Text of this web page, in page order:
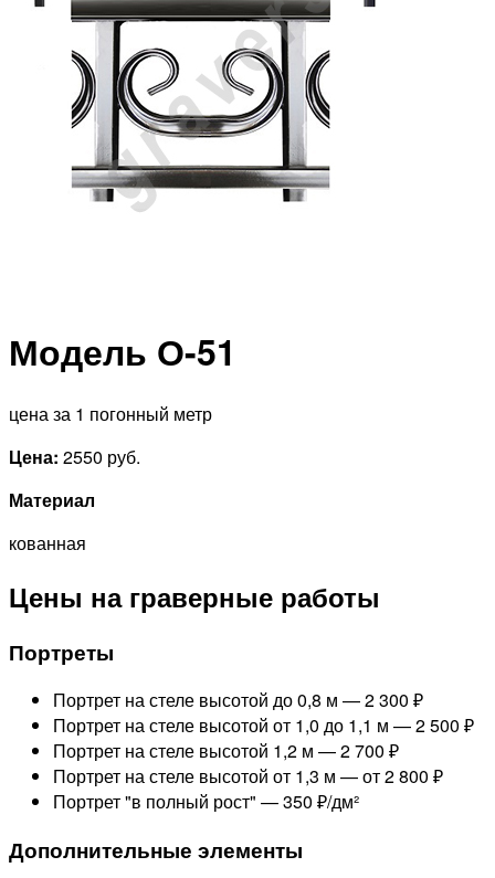
Модель О-51
цена за 1 погонный метр
Цена: 2550 руб.
Материал
кованная
Цены на граверные работы
Портреты
Портрет на стеле высотой до 0,8 м —2 300 ₽
Портрет на стеле высотой от 1,0 до 1,1 м —2 500 ₽
Портрет на стеле высотой 1,2 м —2 700 ₽
Портрет на стеле высотой от 1,3 м —от 2 800 ₽
Портрет "в полный рост" —350 ₽/дм²
Дополнительные элементы